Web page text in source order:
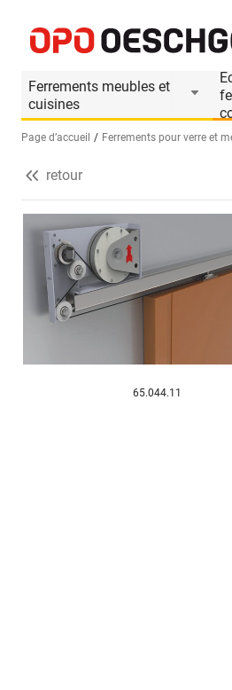
Ferrements meubles et
cuisines
Sélectionnez une langue (FR)
Page d’accueil Ferrements pour verre et
Informations produit
retour
65.044.11